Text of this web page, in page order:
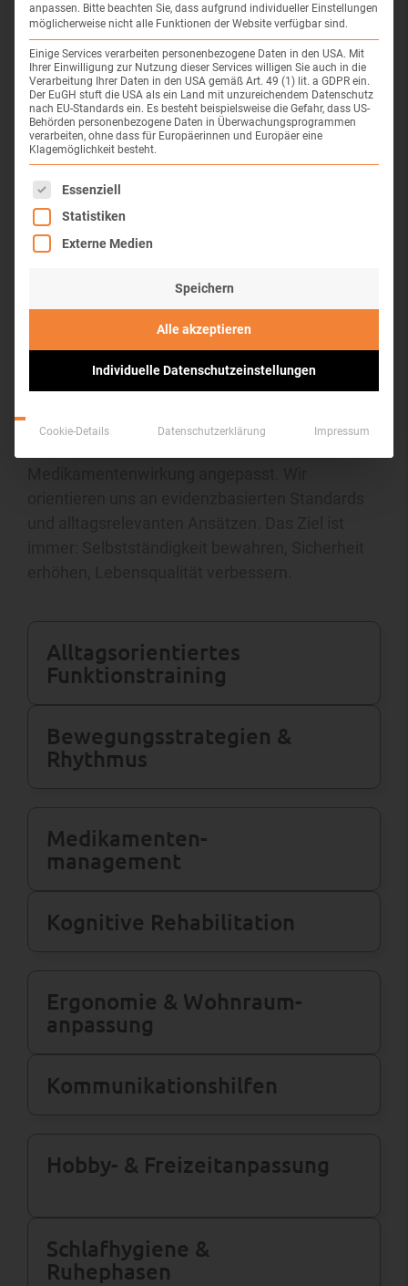
(Maskengesicht)
Mikrographie:Schriftverkleinerung und
Veränderung der Handschrift
Freezing:Plötzliches Bewegungsblockieren,
besonders bei Richtungswechseln
Autonome Störungen:Verdauungsprobleme,
Blutdruckschwankungen,
Blasenfunktionsstörungen
Kognitive Veränderungen:
und Gedächtnisprobleme, verlangsamtes
Wie unterstützt die Ergotherapie
bei Parkinson?
individuell, flexibel und an das aktuelle
Alltags­orientiertes
Funktions­training
Bewegungs­strategien &
Rhythmus
Medikamenten­
management
Kognitive Rehabilitation
Ergonomie & Wohnraum­
anpassung
Kommunikations­hilfen
Hobby- & Freizeit­anpassung
Schlafhygiene &
Ruhephasen
anpassen. Bitte beachten Sie, dass aufgrund individueller Einstellungen
möglicherweise nicht alle Funktionen der Website verfügbar sind.
Einige Services verarbeiten personenbezogene Daten in den USA. Mit
Ihrer Einwilligung zur Nutzung dieser Services willigen Sie auch in die
Verarbeitung Ihrer Daten in den USA gemäß Art. 49 (1) lit. a GDPR ein.
Der EuGH stuft die USA als ein Land mit unzureichendem Datenschutz
nach EU-Standards ein. Es besteht beispielsweise die Gefahr, dass US-
Behörden personenbezogene Daten in Überwachungsprogrammen
verarbeiten, ohne dass für Europäerinnen und Europäer eine
Klagemöglichkeit besteht.
Es folgt eine Liste der Service-Gruppen, für die eine
Essenziell
Statistiken
Externe Medien
Speichern
Alle akzeptieren
Individuelle Datenschutzeinstellungen
Cookie-Details Datenschutzerklärung Impressum